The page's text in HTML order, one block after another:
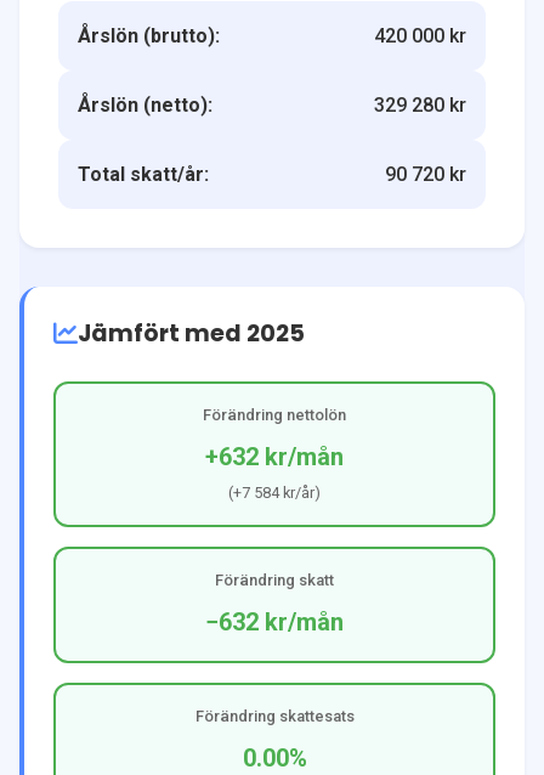
Årslön (brutto): 420 000 kr
Årslön (netto): 329 280 kr
Total skatt/år: 90 720 kr
Jämfört med 2025
Förändring nettolön
+632 kr/mån
(+7 584 kr/år)
Förändring skatt
−632 kr/mån
Förändring skattesats
0.00%